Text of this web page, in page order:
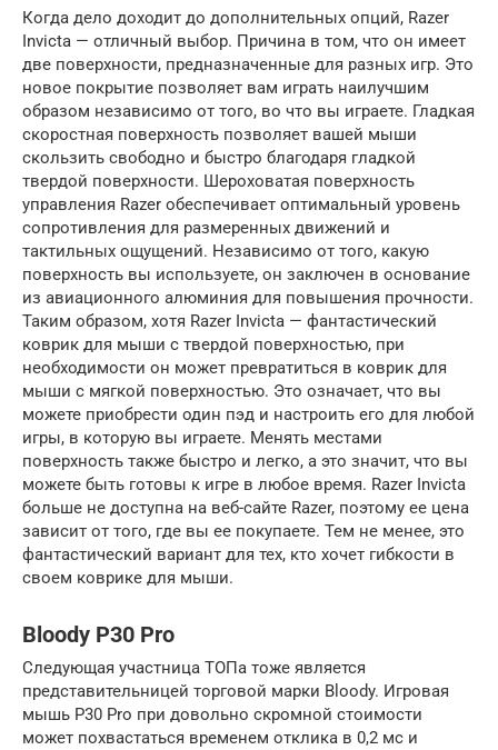
Когда дело доходит до дополнительных опций, Razer
Invicta — отличный выбор. Причина в том, что он имеет
две поверхности, предназначенные для разных игр. Это
новое покрытие позволяет вам играть наилучшим
образом независимо от того, во что вы играете. Гладкая
скоростная поверхность позволяет вашей мыши
скользить свободно и быстро благодаря гладкой
твердой поверхности. Шероховатая поверхность
управления Razer обеспечивает оптимальный уровень
сопротивления для размеренных движений и
тактильных ощущений. Независимо от того, какую
поверхность вы используете, он заключен в основание
из авиационного алюминия для повышения прочности.
Таким образом, хотя Razer Invicta — фантастический
коврик для мыши с твердой поверхностью, при
необходимости он может превратиться в коврик для
мыши с мягкой поверхностью. Это означает, что вы
можете приобрести один пэд и настроить его для любой
игры, в которую вы играете. Менять местами
поверхность также быстро и легко, а это значит, что вы
можете быть готовы к игре в любое время. Razer Invicta
больше не доступна на веб-сайте Razer, поэтому ее цена
зависит от того, где вы ее покупаете. Тем не менее, это
фантастический вариант для тех, кто хочет гибкости в
своем коврике для мыши.
Bloody P30 Pro
Следующая участница ТОПа тоже является
представительницей торговой марки Bloody. Игровая
мышь P30 Pro при довольно скромной стоимости
может похвастаться временем отклика в 0,2 мс и